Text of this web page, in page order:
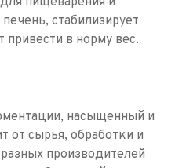
стабилизирует
привести в норму вес.
насыщенный и
от сырья, обработки и
производителей